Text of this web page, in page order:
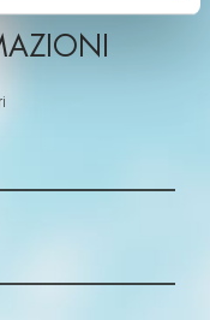
di qualche
specifiche
i tuoi dati personali
dettagli. Puoi